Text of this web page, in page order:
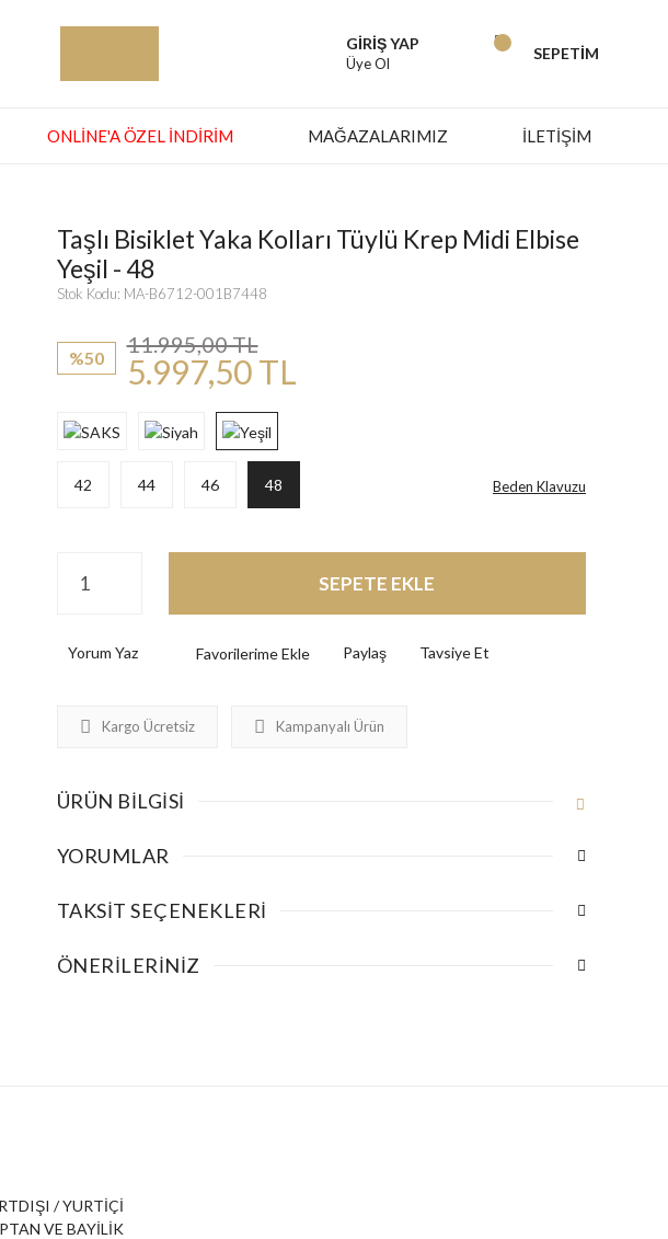
GİRİŞ YAP
Üye Ol
SEPETİM
ONLINE'A ÖZEL İNDIRIM MAĞAZALARIMIZ İLETİŞİM
Taşlı Bisiklet Yaka Kolları Tüylü Krep Midi Elbise
Yeşil - 48
Stok Kodu: MA-B6712-001B7448
%50
11.995,00 TL
5.997,50 TL
42 44 46 48 Beden Klavuzu
SEPETE EKLE
Yorum Yaz Paylaş Tavsiye Et
Kargo Ücretsiz Kampanyalı Ürün
ÜRÜN BILGISI
YORUMLAR
TAKSIT SEÇENEKLERI
ÖNERILERINIZ
/ YURTİÇİ
VE BAYİLİK